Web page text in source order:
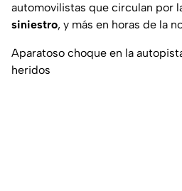
automovilistas que circulan por
siniestro, y más en horas de la
Aparatoso choque en la
heridos